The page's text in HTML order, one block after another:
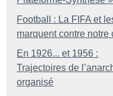
Football : La FIFA et
marquent contre notre
En 1926... et 1956 :
Trajectoires de
organisé